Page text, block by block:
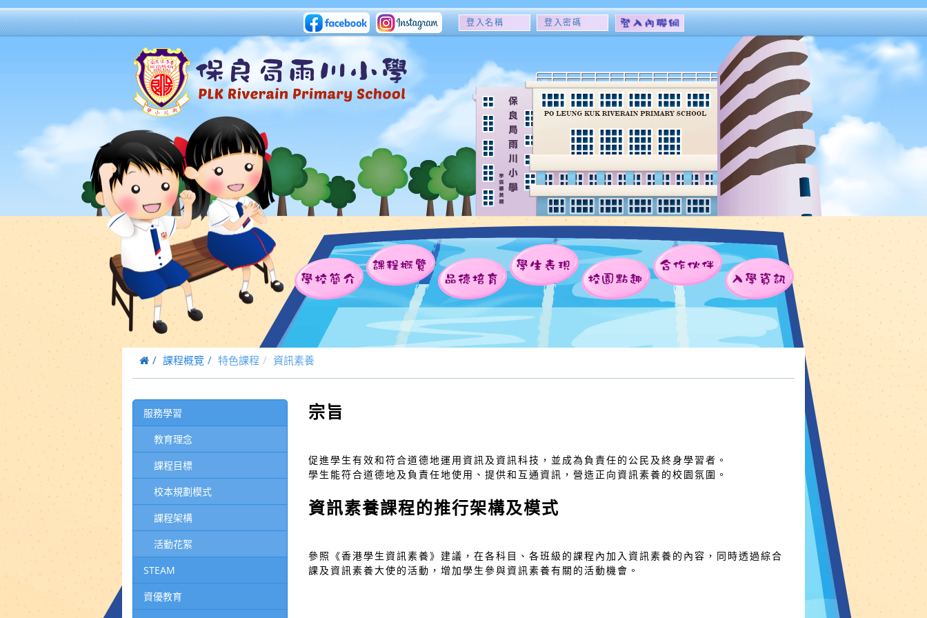
登
名
稱
登
密
碼
學校簡介
課程概覽
品德培育
學生表現
校園點趣
合作伙伴
入學資訊
課程概覽 特色課程 資訊素養
服務學習
教育理念
課程目標
校本規劃模式
課程架構
活動花絮
STEAM
資優教育
宗旨
促進學生有效和符合道德地運用資訊及資訊科技，並成為負責任的公民及終身學習者。
學生能符合道德地及負責任地使用、提供和互通資訊，營造正向資訊素養的校園氛圍。
資訊素養課程的推行架構及模式
參照《香港學生資訊素養》建議，在各科目、各班級的課程內加入資訊素養的內容，同時透過綜合
課及資訊素養大使的活動，增加學生參與資訊素養有關的活動機會。